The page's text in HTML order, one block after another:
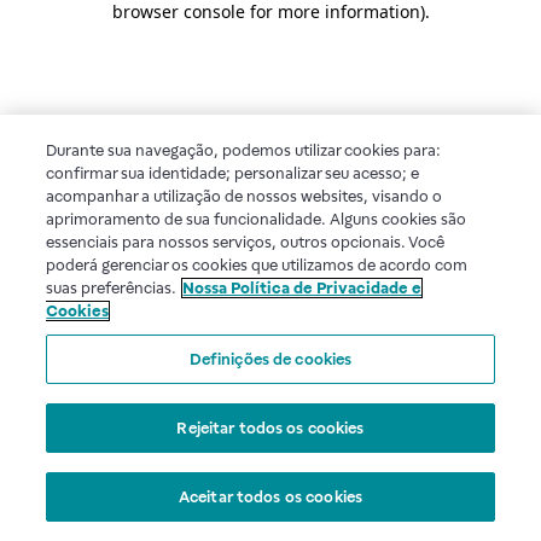
browser console for more information).
Durante sua navegação, podemos utilizar cookies para:
confirmar sua identidade; personalizar seu acesso; e
acompanhar a utilização de nossos websites, visando o
aprimoramento de sua funcionalidade. Alguns cookies são
essenciais para nossos serviços, outros opcionais. Você
poderá gerenciar os cookies que utilizamos de acordo com
suas preferências. Nossa Política de Privacidade e
Cookies
Definições de cookies
Rejeitar todos os cookies
Aceitar todos os cookies